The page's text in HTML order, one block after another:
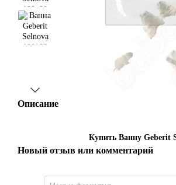
Описание
Купить Ванну Geberit
Новый отзыв или комментарий